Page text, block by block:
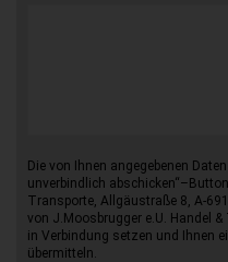
Die von Ihnen angegebenen
unverbindlich
Transporte, Allgäustraße 8, A-
von J.Moosbrugger e.U. Handel
in Verbindung setzen und Ihnen
übermitteln.